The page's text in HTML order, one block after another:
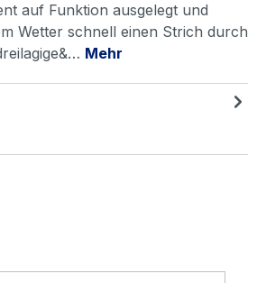
auf Funktion ausgelegt und
Wetter schnell einen Strich durch
Mehr